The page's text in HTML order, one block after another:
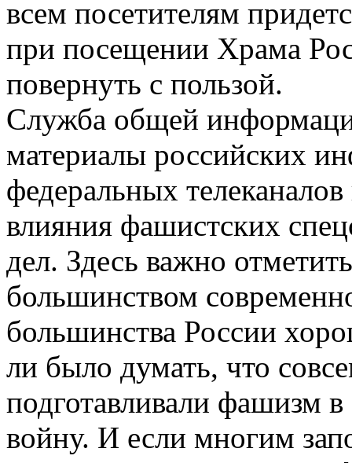
всем посетителям
при посещении Храма
повернуть с пользой.
Служба общей
материалы российских
федеральных
влияния фашистских
дел. Здесь важно
большинством
большинства России
ли было думать, что
подготавливали фашизм
войну. И если многим